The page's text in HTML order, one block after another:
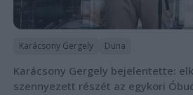
Karácsony Gergely Duna
Karácsony Gergely bejelentette:
szennyezett részét az egykori